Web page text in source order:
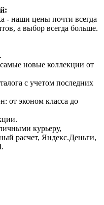
- наши цены почти всегда
а выбор всегда больше.
новые коллекции от
с учетом последних
от эконом класса до
курьеру,
расчет, Яндекс.Деньги,